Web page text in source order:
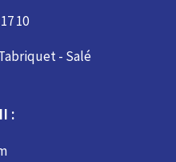
10
- Salé
: